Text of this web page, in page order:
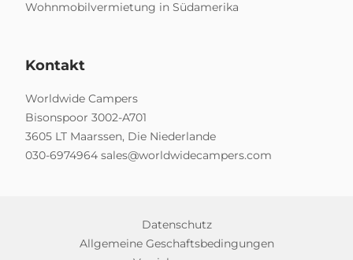
Wohnmobilvermietung in Südamerika
Kontakt
Worldwide Campers
Bisonspoor 3002-A701
3605 LT Maarssen, Die Niederlande
030-6974964 sales@worldwidecampers.com
Datenschutz
Allgemeine Geschaftsbedingungen